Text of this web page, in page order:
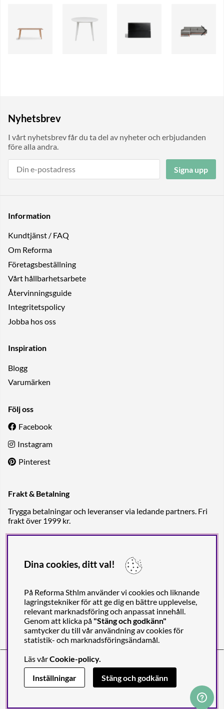
Nyhetsbrev
I vårt nyhetsbrev får du ta del av nyheter och erbjudanden
före alla andra.
Signa upp
Information
Kundtjänst / FAQ
Om Reforma
Företagsbeställning
Vårt hållbarhetsarbete
Återvinningsguide
Integritetspolicy
Jobba hos oss
Inspiration
Blogg
Varumärken
Följ oss
Facebook
Instagram
Pinterest
Frakt & Betalning
Trygga betalningar och leveranser via ledande partners. Fri
frakt över 1999 kr.
Reforma Sthlm AB (org. no. 556849-2606)
Engelbrektsgatan 29
(Note! Postal address only), SE-114 32
STOCKHOLM, Sweden
Dina cookies, ditt val!
På Reforma Sthlm använder vi cookies och liknande
lagringstekniker för att ge dig en bättre upplevelse,
relevant marknadsföring och anpassat innehåll.
Genom att klicka på "Stäng och godkänn"
samtycker du till vår användning av cookies för
statistik- och marknadsföringsändamål.
Läs vårCookie-policy.
Inställningar
Stäng och godkänn